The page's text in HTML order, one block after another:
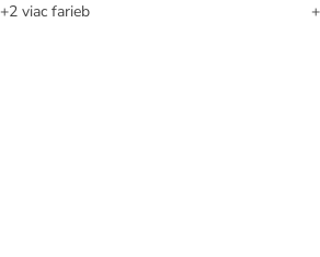
+2 viac farieb